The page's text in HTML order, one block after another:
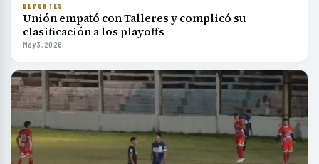
DEPORTES
Unión empató con Talleres y complicó su
clasificación a los playoffs
May 3, 2026